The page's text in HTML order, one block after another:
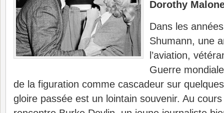
Dorothy
Dans les
Shumann, une
l’aviation,
Guerre
de la figuration comme cascadeur sur
gloire passée est un lointain souvenir. Au